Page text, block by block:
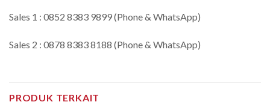
Sales 1 : 0852 8383 9899 (Phone & WhatsApp)
Sales 2 : 0878 8383 8188 (Phone & WhatsApp)
PRODUK TERKAIT